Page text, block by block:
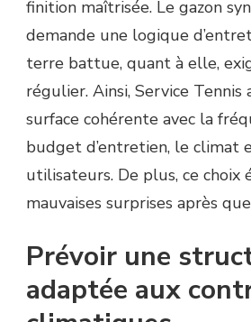
finition maîtrisée. Le gazon
demande une logique
terre battue, quant à elle,
régulier. Ainsi, Service Tennis
surface cohérente avec la
budget d’entretien, le climat
utilisateurs. De plus, ce choix
mauvaises surprises après
Prévoir une
adaptée aux